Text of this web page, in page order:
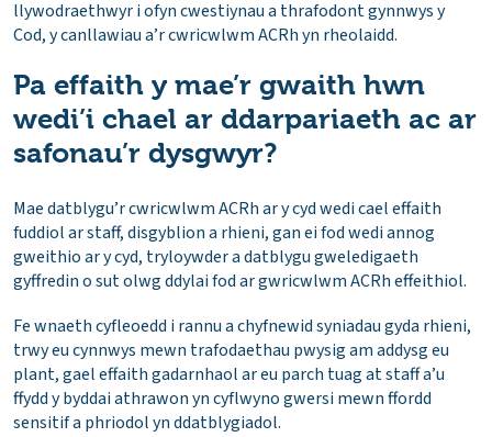
llywodraethwyr i ofyn cwestiynau a thrafodont gynnwys y
Cod, y canllawiau a’r cwricwlwm ACRh yn rheolaidd.
Pa effaith y mae’r gwaith hwn
wedi’i chael ar ddarpariaeth ac ar
safonau’r dysgwyr?
Mae datblygu’r cwricwlwm ACRh ar y cyd wedi cael effaith
fuddiol ar staff, disgyblion a rhieni, gan ei fod wedi annog
gweithio ar y cyd, tryloywder a datblygu gweledigaeth
gyffredin o sut olwg ddylai fod ar gwricwlwm ACRh effeithiol.
Fe wnaeth cyfleoedd i rannu a chyfnewid syniadau gyda rhieni,
trwy eu cynnwys mewn trafodaethau pwysig am addysg eu
plant, gael effaith gadarnhaol ar eu parch tuag at staff a’u
ffydd y byddai athrawon yn cyflwyno gwersi mewn ffordd
sensitif a phriodol yn ddatblygiadol.